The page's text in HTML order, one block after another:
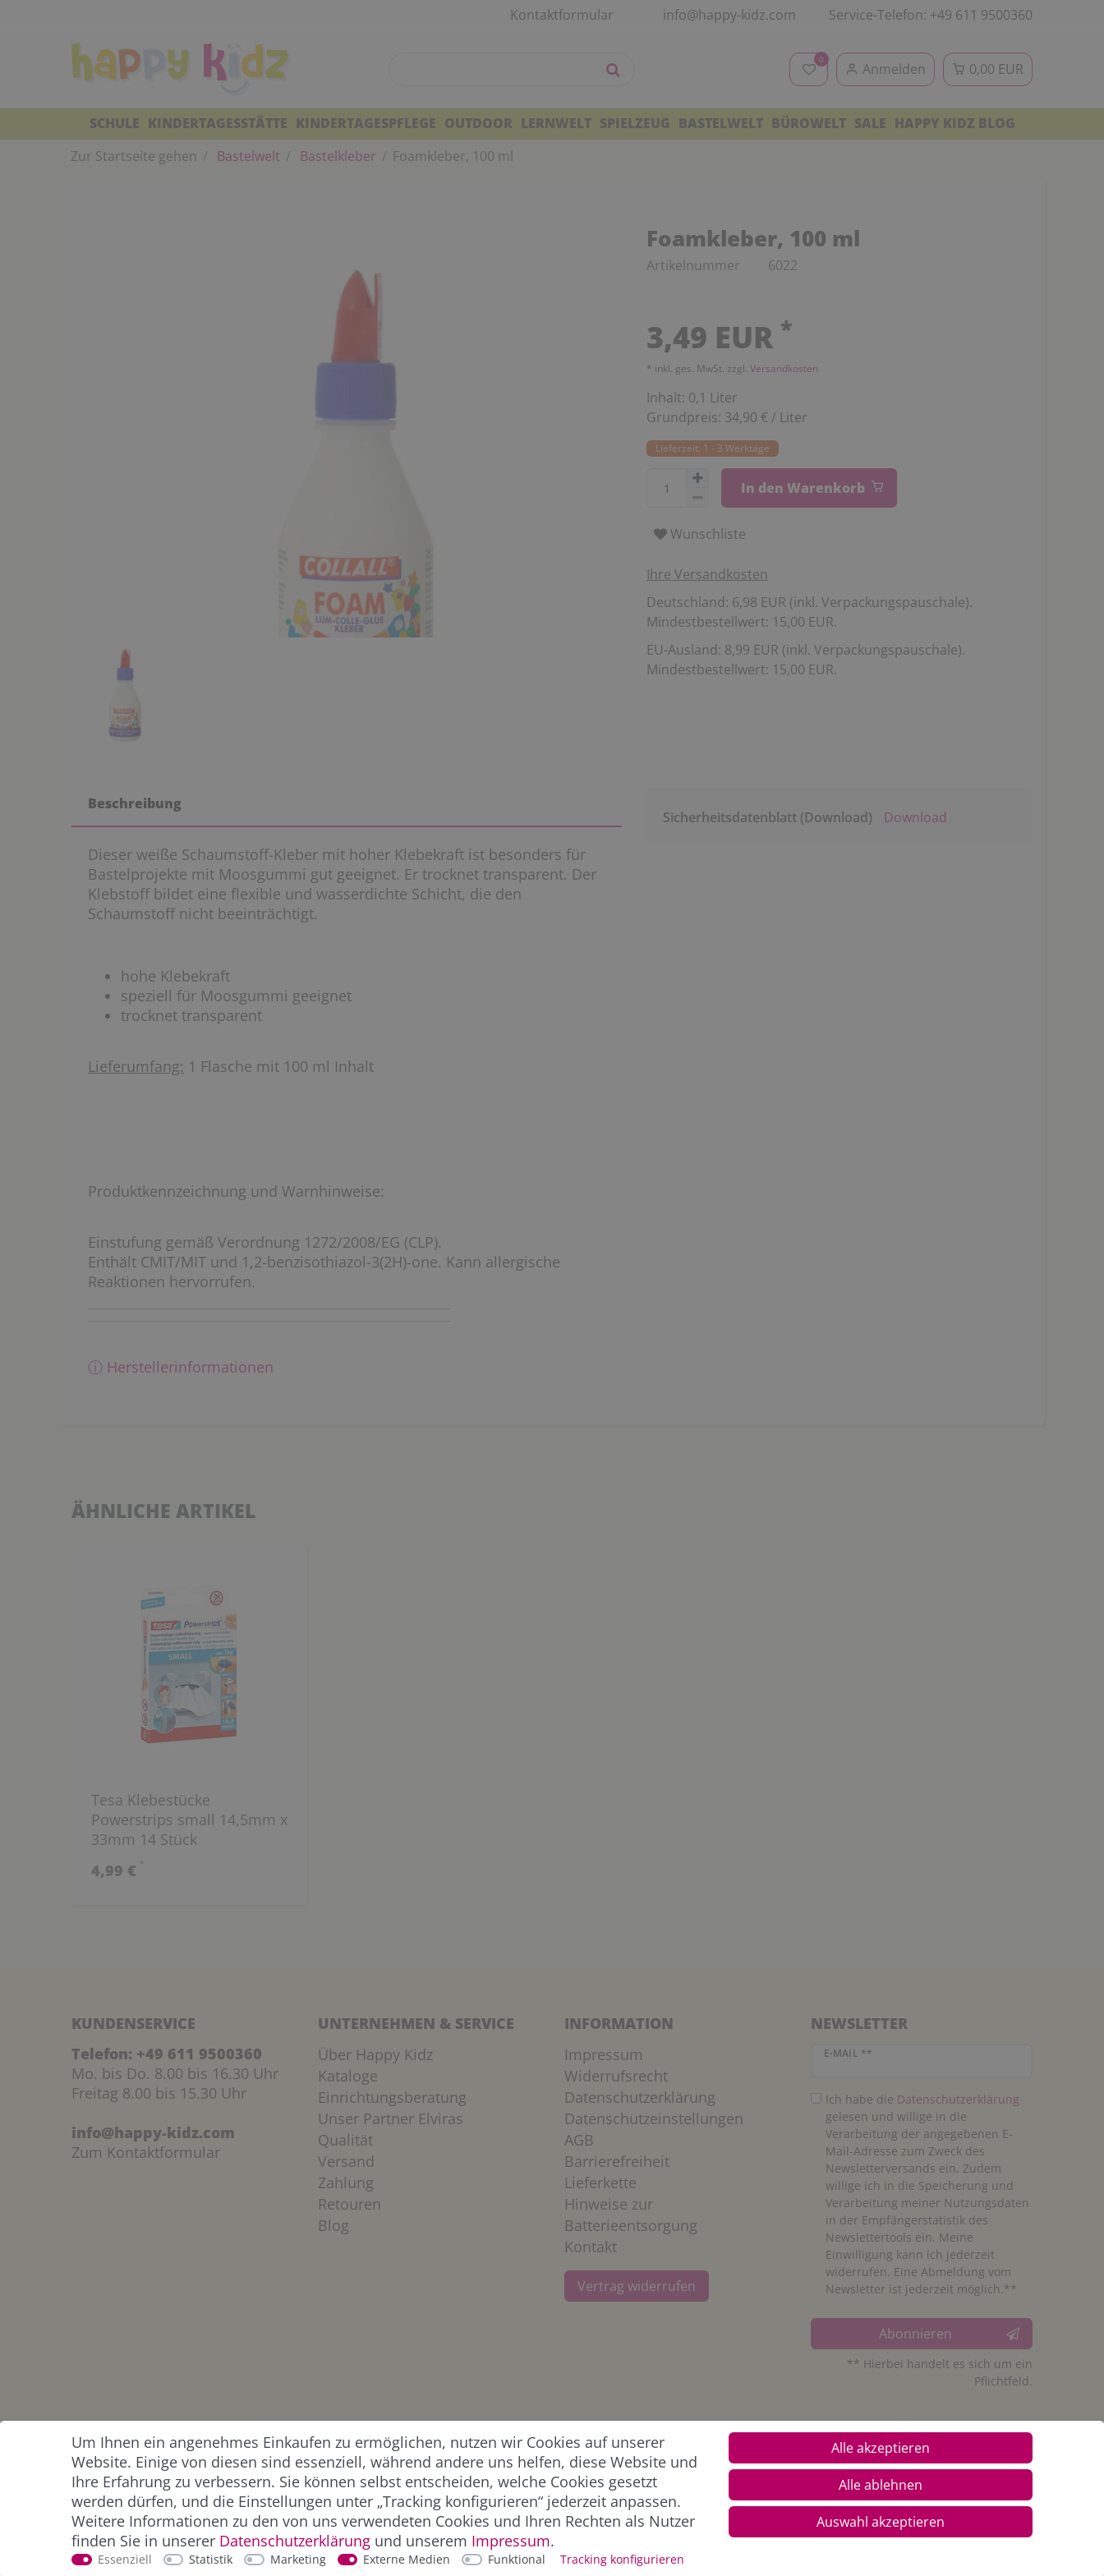
Kontaktformular info@happy-kidz.com Service-Telefon: +49 611 9500360
0
Anmelden 0,00 EUR
SCHULE KINDERTAGESSTÄTTE KINDERTAGESPFLEGE OUTDOOR LERNWELT SPIELZEUG BASTELWELT BÜROWELT SALE HAPPY KIDZ BLOG
Zur Startseite gehen
Bastelwelt Bastelkleber Foamkleber, 100 ml
Foamkleber, 100 ml
Artikelnummer 6022
3,49 EUR *
* inkl. ges. MwSt. zzgl. Versandkosten
Inhalt: 0,1 Liter
Grundpreis: 34,90 € / Liter
Lieferzeit: 1 - 3 Werktage
In den Warenkorb
Wunschliste
Ihre Versandkosten
Deutschland: 6,98 EUR (inkl. Verpackungspauschale).
Mindestbestellwert: 15,00 EUR.
EU-Ausland: 8,99 EUR (inkl. Verpackungspauschale).
Mindestbestellwert: 15,00 EUR.
Beschreibung
Dieser weiße Schaumstoff-Kleber mit hoher Klebekraft ist besonders für
Bastelprojekte mit Moosgummi gut geeignet. Er trocknet transparent. Der
Klebstoff bildet eine flexible und wasserdichte Schicht, die den
Schaumstoff nicht beeinträchtigt.
hohe Klebekraft
speziell für Moosgummi geeignet
trocknet transparent
Lieferumfang: 1 Flasche mit 100 ml Inhalt
Produktkennzeichnung und Warnhinweise:
Einstufung gemäß Verordnung 1272/2008/EG (CLP).
Enthält CMIT/MIT und 1,2-benzisothiazol-3(2H)-one. Kann allergische
Reaktionen hervorrufen.
ⓘ Herstellerinformationen
Sicherheitsdatenblatt (Download) Download
ÄHNLICHE ARTIKEL
Tesa Klebestücke
Powerstrips small 14,5mm x
33mm 14 Stück
4,99 € *
KUNDENSERVICE
Telefon: +49 611 9500360
Mo. bis Do. 8.00 bis 16.30 Uhr
Freitag 8.00 bis 15.30 Uhr
info@happy-kidz.com
Zum Kontaktformular
UNTERNEHMEN & SERVICE
Über Happy Kidz
Kataloge
Einrichtungsberatung
Unser Partner Elviras
Qualität
Versand
Zahlung
Retouren
Blog
INFORMATION
Impressum
Widerrufsrecht
Datenschutzerklärung
Datenschutzeinstellungen
AGB
Barrierefreiheit
Lieferkette
Hinweise zur
Batterieentsorgung
Kontakt
Vertrag widerrufen
NEWSLETTER
E-MAIL **
Newsletter Honig
Ich habe die Daten­schutz­erklärung
gelesen und willige in die
Verarbeitung der angegebenen E-
Mail-Adresse zum Zweck des
Newsletterversands ein. Zudem
willige ich in die Speicherung und
Verarbeitung meiner Nutzungsdaten
in der Empfängerstatistik des
Newslettertools ein. Meine
Einwilligung kann ich jederzeit
widerrufen. Eine Abmeldung vom
Newsletter ist jederzeit möglich.**
Abonnieren
** Hierbei handelt es sich um ein
Pflichtfeld.
ZAHLUNG &
VERSAND
Um Ihnen ein angenehmes Einkaufen zu ermöglichen, nutzen wir Cookies auf unserer
Website. Einige von diesen sind essenziell, während andere uns helfen, diese Website und
Ihre Erfahrung zu verbessern. Sie können selbst entscheiden, welche Cookies gesetzt
werden dürfen, und die Einstellungen unter „Tracking konfigurieren“ jederzeit anpassen.
Weitere Informationen zu den von uns verwendeten Cookies und Ihren Rechten als Nutzer
finden Sie in unserer Daten­schutz­erklärung und unserem Impressum.
Essenziell Statistik Marketing Externe Medien Funktional Tracking konfigurieren
Alle akzeptieren
Alle ablehnen
Auswahl akzeptieren
*Alle Preise inkl. der gesetzl. MwSt. zzgl.Service- und Versandkosten